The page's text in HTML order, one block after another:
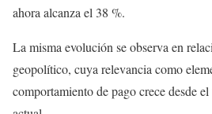
ahora alcanza el 38 %.
La misma evolución se observa en
geopolítico, cuya relevancia como
comportamiento de pago crece desde